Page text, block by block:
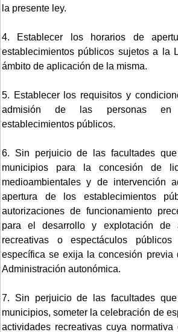
la presente ley.
4. Establecer los horarios de
establecimientos públicos sujetos a la
ámbito de aplicación de la misma.
5. Establecer los requisitos y
admisión de las personas en
establecimientos públicos.
6. Sin perjuicio de las facultades
municipios para la concesión de
medioambientales y de intervención
apertura de los establecimientos
autorizaciones de funcionamiento
para el desarrollo y explotación de
recreativas o espectáculos
específica se exija la concesión previa
Administración autonómica.
7. Sin perjuicio de las facultades
municipios, someter la celebración de
actividades recreativas cuya